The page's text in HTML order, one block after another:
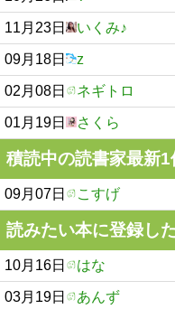
11月23日 いくみ♪
09月18日 z
02月08日 ネギトロ
01月19日 さくら
積読中の読書家最新1
09月07日 こすげ
読みたい本に登録し
10月16日 はな
03月19日 あんず